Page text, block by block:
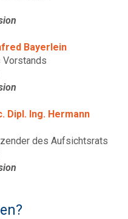
Bayerlein
Dipl. Ing. Hermann
des Aufsichtsrats